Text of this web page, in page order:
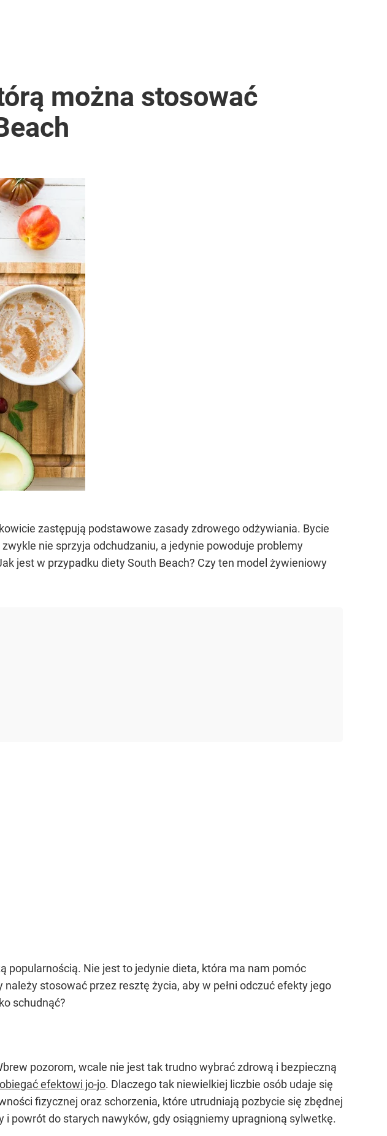
można stosować
zastępują podstawowe zasady zdrowego odżywiania. Bycie
nie sprzyja odchudzaniu, a jedynie powoduje problemy
jest w przypadku diety South Beach? Czy ten model żywieniowy
popularnością. Nie jest to jedynie dieta, która ma nam pomóc
stosować przez resztę życia, aby w pełni odczuć efekty jego
schudnąć?
pozorom, wcale nie jest tak trudno wybrać zdrową i bezpieczną
efektowi jo-jo. Dlaczego tak niewielkiej liczbie osób udaje się
fizycznej oraz schorzenia, które utrudniają pozbycie się zbędnej
powrót do starych nawyków, gdy osiągniemy upragnioną sylwetkę.